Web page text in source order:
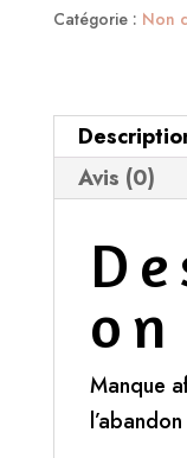
Catégorie : Non
Avis (0)
on
Manque
l’abandon